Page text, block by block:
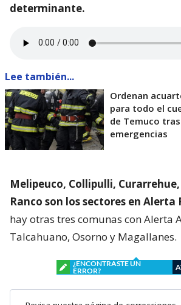
determinante.
Lee también...
Ordenan
para todo el
de Temuco
emergencias
Melipeuco, Collipulli,
Ranco son los sectores en Alerta
hay otras tres comunas con Alerta
Talcahuano, Osorno y Magallanes.
¿ENCONTRASTE UN
ERROR?